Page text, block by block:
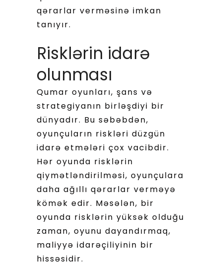
qərarlar verməsinə imkan
tanıyır.
Risklərin idarə
olunması
Qumar oyunları, şans və
strategiyanın birləşdiyi bir
dünyadır. Bu səbəbdən,
oyunçuların riskləri düzgün
idarə etmələri çox vacibdir.
Hər oyunda risklərin
qiymətləndirilməsi, oyunçulara
daha ağıllı qərarlar verməyə
kömək edir. Məsələn, bir
oyunda risklərin yüksək olduğu
zaman, oyunu dayandırmaq,
maliyyə idarəçiliyinin bir
hissəsidir.